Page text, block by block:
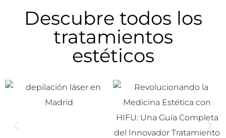
Descubre todos los
tratamientos
estéticos